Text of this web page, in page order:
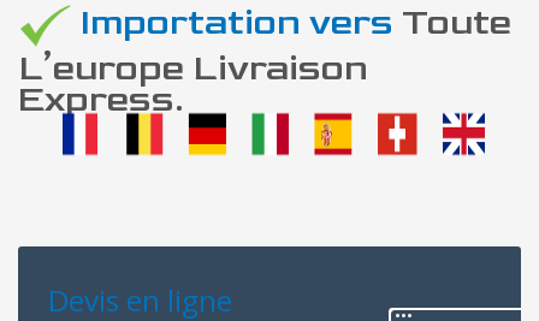
Importation vers Toute
L’europe Livraison
Express.
Devis en ligne